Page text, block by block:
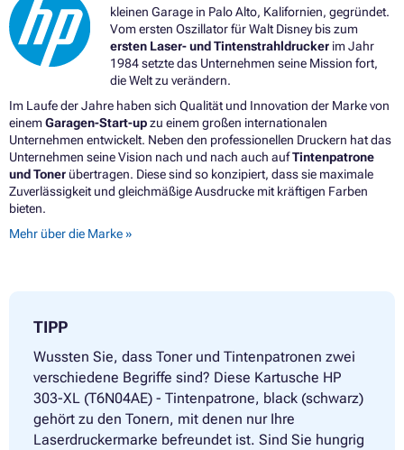
kleinen Garage in Palo Alto, Kalifornien, gegründet.
Vom ersten Oszillator für Walt Disney bis zum
ersten Laser- und Tintenstrahldruckerim Jahr
1984 setzte das Unternehmen seine Mission fort,
die Welt zu verändern.
Im Laufe der Jahre haben sich Qualität und Innovation der Marke von
einemGaragen-Start-upzu einem großen internationalen
Unternehmen entwickelt. Neben den professionellen Druckern hat das
Unternehmen seine Vision nach und nach auch aufTintenpatrone
und Toner übertragen. Diese sind so konzipiert, dass sie maximale
Zuverlässigkeit und gleichmäßige Ausdrucke mit kräftigen Farben
bieten.
Mehr über die Marke »
TIPP
Wussten Sie, dass Toner und Tintenpatronen zwei
verschiedene Begriffe sind? Diese Kartusche HP
303-XL (T6N04AE) - Tintenpatrone, black (schwarz)
gehört zu den Tonern, mit denen nur Ihre
Laserdruckermarke befreundet ist. Sind Sie hungrig